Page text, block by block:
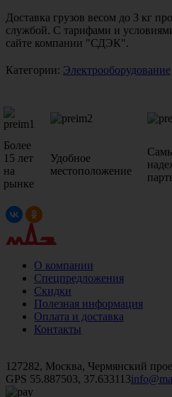
Доставка грузов весом до 3 кг
службой. С тарифами и
сайте компании "СДЭК".
Категории: Электрооборудование
Более
15 лет
на
рынке
Удобное
местоположение
О компании
Спецпредложения
Скидки
Полезная информация
Оплата и доставка
Контакты
127282, Москва, Чермянский
GPS 55.887503, 37.633113